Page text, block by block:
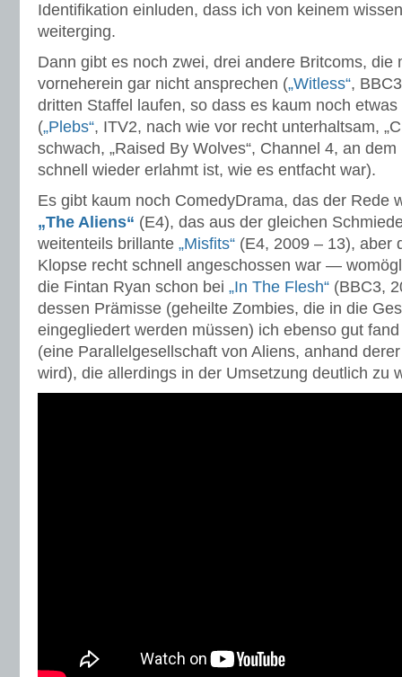
Identifikation einluden, dass ich von keinem
weiterging.
Dann gibt es noch zwei, drei andere Britcoms, die
vorneherein gar nicht ansprechen („Witless“,
dritten Staffel laufen, so dass es kaum noch
(„Plebs“, ITV2, nach wie vor recht unterhaltsam,
schwach, „Raised By Wolves“, Channel 4, an
schnell wieder erlahmt ist, wie es entfacht war).
Es gibt kaum noch ComedyDrama, das der Rede
„The Aliens“ (E4), das aus der gleichen
weitenteils brillante „Misfits“ (E4, 2009 – 13), aber
Klopse recht schnell angeschossen war —
die Fintan Ryan schon bei „In The Flesh“ (BBC3,
dessen Prämisse (geheilte Zombies, die in die
eingegliedert werden müssen) ich ebenso gut fand
(eine Parallelgesellschaft von Aliens, anhand
wird), die allerdings in der Umsetzung deutlich zu